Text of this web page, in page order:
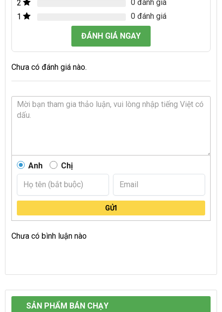
2
0 đánh giá
1
0 đánh giá
ĐÁNH GIÁ NGAY
Chưa có đánh giá nào.
Anh Chị
GỬI
Chưa có bình luận nào
SẢN PHẨM BÁN CHẠY